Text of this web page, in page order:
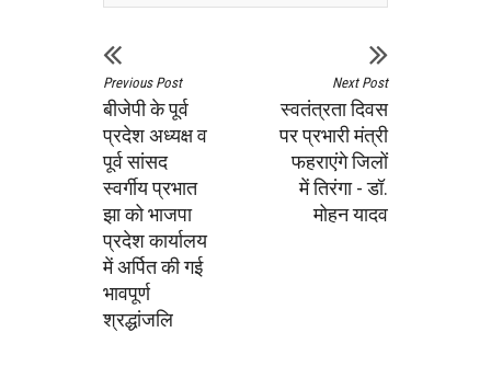
Previous Post
बीजेपी के पूर्व
प्रदेश अध्यक्ष व
पूर्व सांसद
स्वर्गीय प्रभात
झा को भाजपा
प्रदेश कार्यालय
में अर्पित की गई
भावपूर्ण
श्रद्धांजलि
Next Post
स्वतंत्रता दिवस
पर प्रभारी मंत्री
फहराएंगे जिलों
में तिरंगा - डॉ.
मोहन यादव